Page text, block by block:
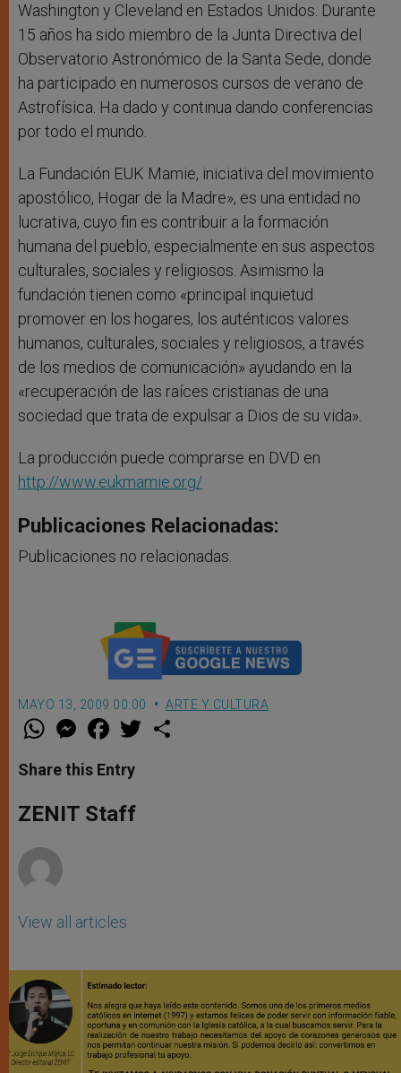
Washington y Cleveland en Estados Unidos. Durante
15 años ha sido miembro de la Junta Directiva del
Observatorio Astronómico de la Santa Sede, donde
ha participado en numerosos cursos de verano de
Astrofísica. Ha dado y continua dando conferencias
por todo el mundo.
La Fundación EUK Mamie, iniciativa del movimiento
apostólico, Hogar de la Madre», es una entidad no
lucrativa, cuyo fin es contribuir a la formación
humana del pueblo, especialmente en sus aspectos
culturales, sociales y religiosos. Asimismo la
fundación tienen como «principal inquietud
promover en los hogares, los auténticos valores
humanos, culturales, sociales y religiosos, a través
de los medios de comunicación» ayudando en la
«recuperación de las raíces cristianas de una
sociedad que trata de expulsar a Dios de su vida».
La producción puede comprarse en DVD en
http://www.eukmamie.org/
Publicaciones Relacionadas:
Publicaciones no relacionadas.
MAYO 13, 2009 00:00 ARTE Y CULTURA
W
t
s
p
p
M
e
s
e
g
e
F
a
e
b
o
k
w
Share this Entry
ZENIT Staff
View all articles